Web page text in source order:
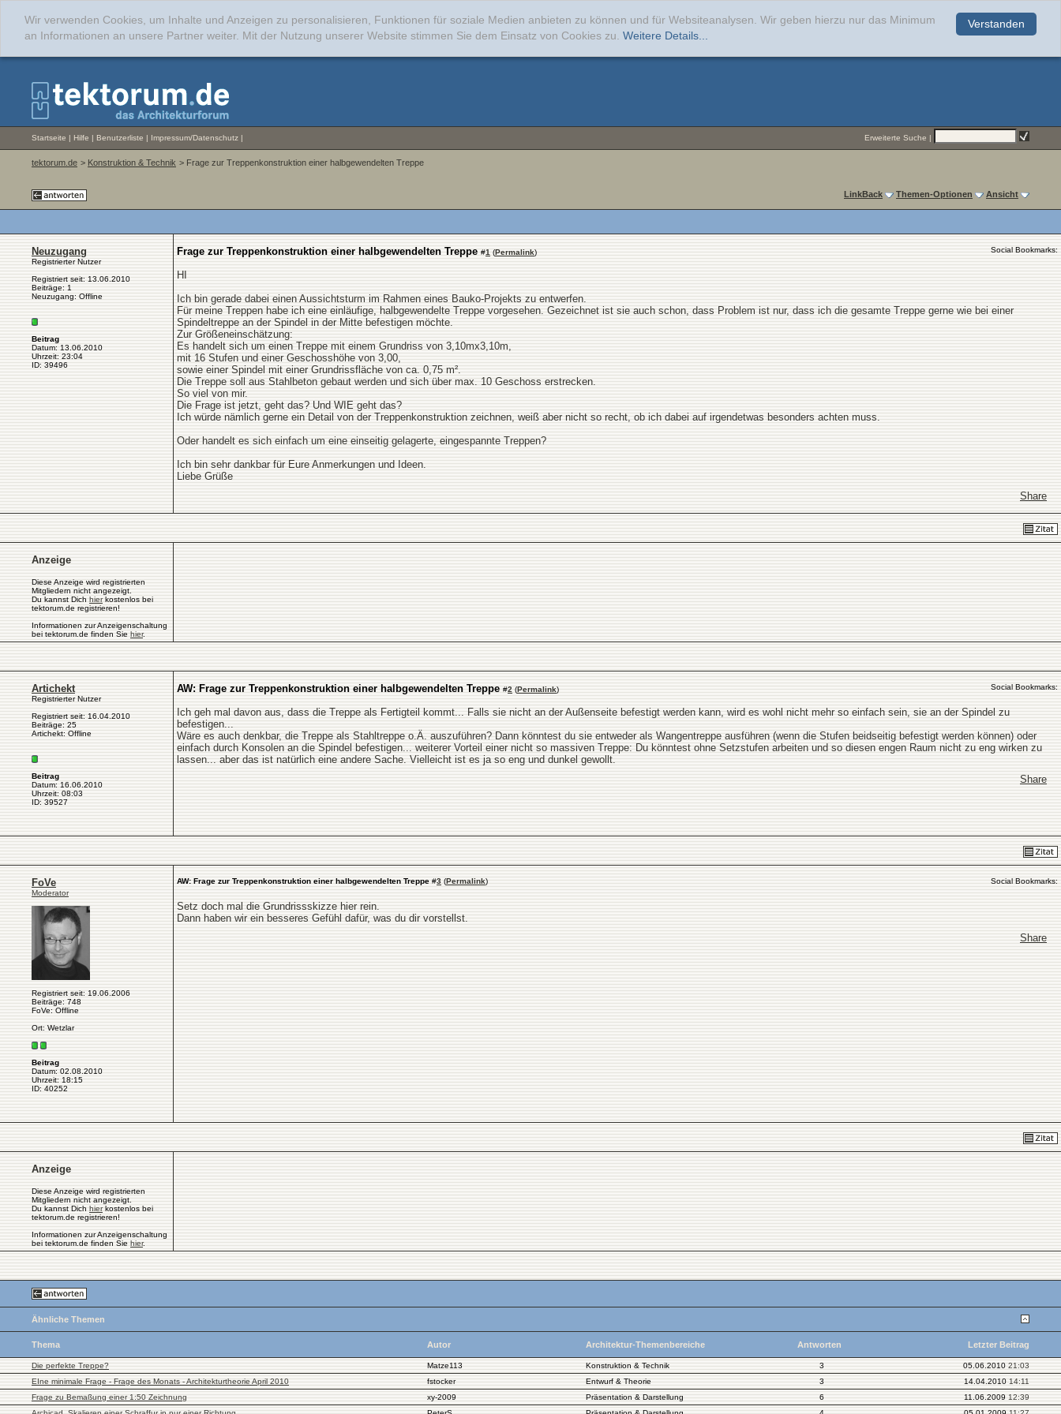
Verstanden
Wir verwenden Cookies, um Inhalte und Anzeigen zu personalisieren, Funktionen für soziale Medien anbieten zu können und für Websiteanalysen. Wir geben hierzu nur das Minimum
an Informationen an unsere Partner weiter. Mit der Nutzung unserer Website stimmen Sie dem Einsatz von Cookies zu. Weitere Details...
Startseite | Hilfe | Benutzerliste | Impressum/Datenschutz | Erweiterte Suche |
tektorum.de > Konstruktion & Technik > Frage zur Treppenkonstruktion einer halbgewendelten Treppe
LinkBack Themen-Optionen Ansicht
Neuzugang
Registrierter Nutzer
Registriert seit: 13.06.2010
Beiträge: 1
Neuzugang: Offline
Beitrag
Datum: 13.06.2010
Uhrzeit: 23:04
ID: 39496
Frage zur Treppenkonstruktion einer halbgewendelten Treppe #1 (Permalink) Social Bookmarks:
HI
Ich bin gerade dabei einen Aussichtsturm im Rahmen eines Bauko-Projekts zu entwerfen.
Für meine Treppen habe ich eine einläufige, halbgewendelte Treppe vorgesehen. Gezeichnet ist sie auch schon, dass Problem ist nur, dass ich die gesamte Treppe gerne wie bei einer
Spindeltreppe an der Spindel in der Mitte befestigen möchte.
Zur Größeneinschätzung:
Es handelt sich um einen Treppe mit einem Grundriss von 3,10mx3,10m,
mit 16 Stufen und einer Geschosshöhe von 3,00,
sowie einer Spindel mit einer Grundrissfläche von ca. 0,75 m².
Die Treppe soll aus Stahlbeton gebaut werden und sich über max. 10 Geschoss erstrecken.
So viel von mir.
Die Frage ist jetzt, geht das? Und WIE geht das?
Ich würde nämlich gerne ein Detail von der Treppenkonstruktion zeichnen, weiß aber nicht so recht, ob ich dabei auf irgendetwas besonders achten muss.
Oder handelt es sich einfach um eine einseitig gelagerte, eingespannte Treppen?
Ich bin sehr dankbar für Eure Anmerkungen und Ideen.
Liebe Grüße
Share
Anzeige
Diese Anzeige wird registrierten
Mitgliedern nicht angezeigt.
Du kannst Dich hierkostenlos bei
tektorum.de registrieren!
Informationen zur Anzeigenschaltung
bei tektorum.de finden Sie hier.
Artichekt
Registrierter Nutzer
Registriert seit: 16.04.2010
Beiträge: 25
Artichekt: Offline
Beitrag
Datum: 16.06.2010
Uhrzeit: 08:03
ID: 39527
AW: Frage zur Treppenkonstruktion einer halbgewendelten Treppe #2 (Permalink) Social Bookmarks:
Ich geh mal davon aus, dass die Treppe als Fertigteil kommt... Falls sie nicht an der Außenseite befestigt werden kann, wird es wohl nicht mehr so einfach sein, sie an der Spindel zu
befestigen...
Wäre es auch denkbar, die Treppe als Stahltreppe o.Ä. auszuführen? Dann könntest du sie entweder als Wangentreppe ausführen (wenn die Stufen beidseitig befestigt werden können) oder
einfach durch Konsolen an die Spindel befestigen... weiterer Vorteil einer nicht so massiven Treppe: Du könntest ohne Setzstufen arbeiten und so diesen engen Raum nicht zu eng wirken zu
lassen... aber das ist natürlich eine andere Sache. Vielleicht ist es ja so eng und dunkel gewollt.
Share
FoVe
Moderator
Registriert seit: 19.06.2006
Beiträge: 748
FoVe: Offline
Ort: Wetzlar
Beitrag
Datum: 02.08.2010
Uhrzeit: 18:15
ID: 40252
AW: Frage zur Treppenkonstruktion einer halbgewendelten Treppe #3 (Permalink) Social Bookmarks:
Setz doch mal die Grundrissskizze hier rein.
Dann haben wir ein besseres Gefühl dafür, was du dir vorstellst.
Share
Anzeige
Diese Anzeige wird registrierten
Mitgliedern nicht angezeigt.
Du kannst Dich hierkostenlos bei
tektorum.de registrieren!
Informationen zur Anzeigenschaltung
bei tektorum.de finden Sie hier.
Ähnliche Themen
Thema Autor Architektur-Themenbereiche Antworten Letzter Beitrag
Die perfekte Treppe? Matze113 Konstruktion & Technik 3 05.06.2010 21:03
EIne minimale Frage - Frage des Monats - Architekturtheorie April 2010
fstocker Entwurf & Theorie 3 14.04.2010 14:11
Frage zu Bemaßung einer 1:50 Zeichnung
xy-2009 Präsentation & Darstellung 6 11.06.2009 12:39